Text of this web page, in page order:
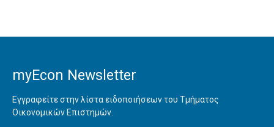
myEcon Newsletter
Εγγραφείτε στην λίστα ειδοποιήσεων του Τμήματος
Οικονομικών Επιστημών.